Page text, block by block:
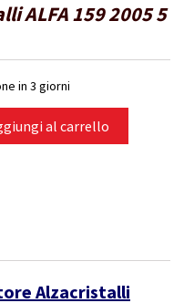
ALFA 159 2005 5
in 3 giorni
al carrello
Alzacristalli